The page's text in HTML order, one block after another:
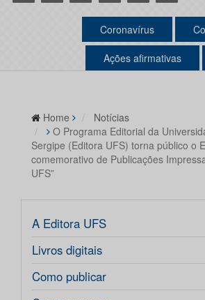
Coronavírus
Ações afirmativas
Home
Notícias
O Programa Editorial da
Sergipe (Editora UFS) torna público o
comemorativo de Publicações
UFS”
A Editora UFS
Livros digitais
Como publicar